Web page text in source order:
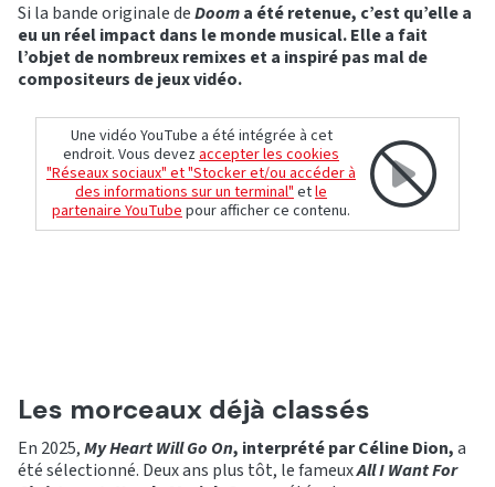
Si la bande originale deDooma été retenue, c’est qu’elle a
eu un réel impact dans le monde musical. Elle a fait
l’objet de nombreux remixes et a inspiré pas mal de
compositeurs de jeux vidéo.
Une vidéo YouTube a été intégrée à cet
endroit. Vous devezaccepter les cookies
"Réseaux sociaux" et "Stocker et/ou accéder à
des informations sur un terminal"etle
partenaire YouTubepour afficher ce contenu.
Les morceaux déjà classés
En 2025,My Heart Will Go On, interprété par Céline Dion,a
été sélectionné. Deux ans plus tôt, le fameuxAll I Want For